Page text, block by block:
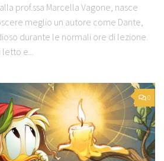
prof.ssa Marcella Vagone, nasce
meglio un autore come Dante,
durante le normali ore di lezione.
e...
0